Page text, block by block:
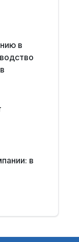
в
в